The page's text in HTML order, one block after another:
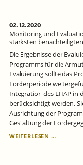
02.12.2020
Monitoring und
stärksten
Die Ergebnisse der
Programms für die
Evaluierung sollte das
Förderperiode
Integration des EHAP in
berücksichtigt werden.
Ausrichtung der
Gestaltung der
WEITERLESEN …